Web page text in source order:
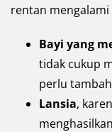
rentan
Bayi yang
tidak cukup
perlu
Lansia,